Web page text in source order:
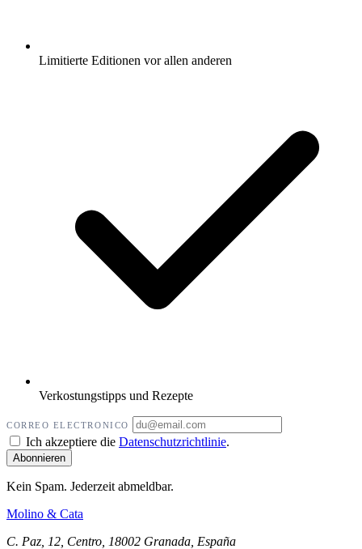
Limitierte Editionen vor allen anderen
Verkostungstipps und Rezepte
CORREO ELECTRONICO
Ich akzeptiere die Datenschutzrichtlinie.
Kein Spam. Jederzeit abmeldbar.
Molino & Cata
C. Paz, 12, Centro, 18002 Granada, España